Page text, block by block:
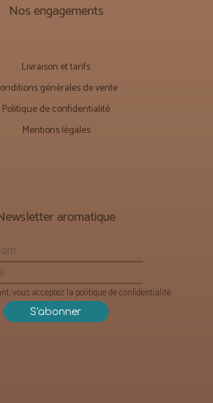
Nos engagements
Livraison et tarifs
générales de vente
Politique de confidentialité
Mentions légales
aromatique
vous acceptez la politique de confidentialité